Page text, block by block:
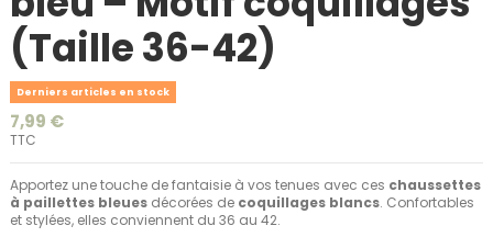
(Taille 36-42)
Derniers articles en stock
7,99 €
TTC
Apportez une touche de fantaisie à vos tenues avec ces chaussettes
à paillettes bleues décorées de coquillages blancs. Confortables
et stylées, elles conviennent du 36 au 42.